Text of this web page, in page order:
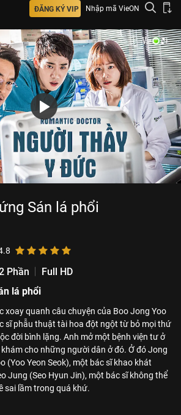
ĐĂNG KÝ VIP Nhập mã VieON
Sán lá phổi
Phần
Full HD
lá phổi
xoay quanh câu chuyện của Boo Jong Yoo
sĩ phẫu thuật tài hoa đột ngột từ bỏ mọi thứ
đời bình lặng. Anh mở một bệnh viện tư ở
cho những người dân ở đó. Ở đó Jong
(Yoo Yeon Seok), một bác sĩ khao khát
Jung (Seo Hyun Jin), một bác sĩ không thể
sai lầm trong quá khứ.